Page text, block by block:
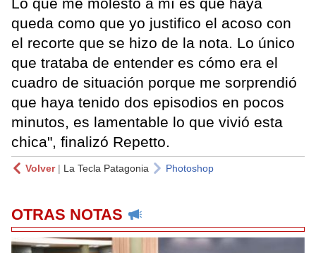
queda como que yo justifico el acoso con
el recorte que se hizo de la nota. Lo único
que trataba de entender es cómo era el
cuadro de situación porque me sorprendió
que haya tenido dos episodios en pocos
minutos, es lamentable lo que vivió esta
chica", finalizó Repetto.
Volver| La Tecla Patagonia Photoshop
OTRAS NOTAS